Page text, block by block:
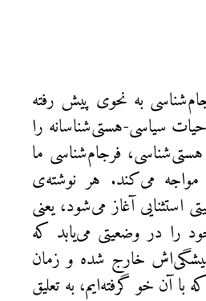
به نحوی پیش رفته
سیاسی‌-هستی‌شناسانه را
فرجام‌شناسی ما
مواجه می‌کند. هر نوشته‌ی
استثنایی آغاز می‌شود، یعنی
را در وضعیتی می‌یابد که
خارج شده و زمان
با آن خو گرفته‌ایم، به تعلیق